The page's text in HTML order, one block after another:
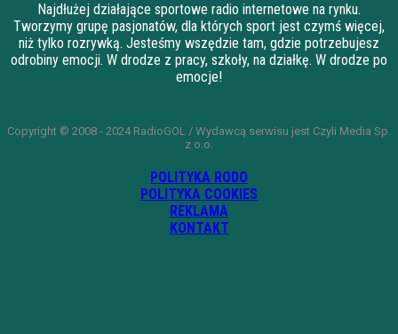
Najdłużej działające sportowe radio internetowe na rynku.
Tworzymy grupę pasjonatów, dla których sport jest czymś więcej,
niż tylko rozrywką. Jesteśmy wszędzie tam, gdzie potrzebujesz
odrobiny emocji. W drodze z pracy, szkoły, na działkę. W drodze po
emocje!
Copyright © 2008 - 2024 RadioGOL / Wydawcą serwisu jest Czyli Media Sp.
z o.o.
POLITYKA RODO
POLITYKA COOKIES
REKLAMA
KONTAKT